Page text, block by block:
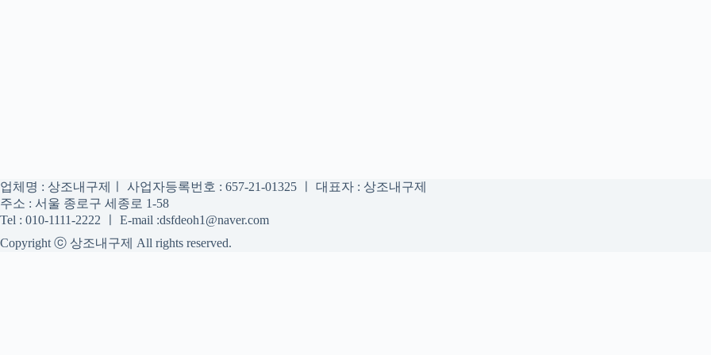
업체명 : 상조내구제ㅣ 사업자등록번호 : 657-21-01325 ㅣ 대표자 : 상조내구제
주소 : 서울 종로구 세종로 1-58
Tel : 010-1111-2222 ㅣ E-mail :dsfdeoh1@naver.com
Copyright ⓒ 상조내구제 All rights reserved.